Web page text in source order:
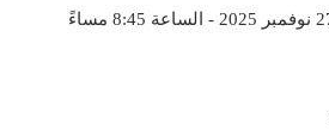
الخميس 27 نوفمبر 2025 - الساعة 8:45 مساءً